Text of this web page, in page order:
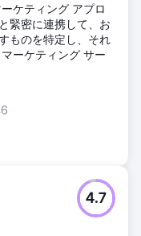
ケティング アプロ
緊密に連携して、お
ものを特定し、それ
ーケティング サー
4.7